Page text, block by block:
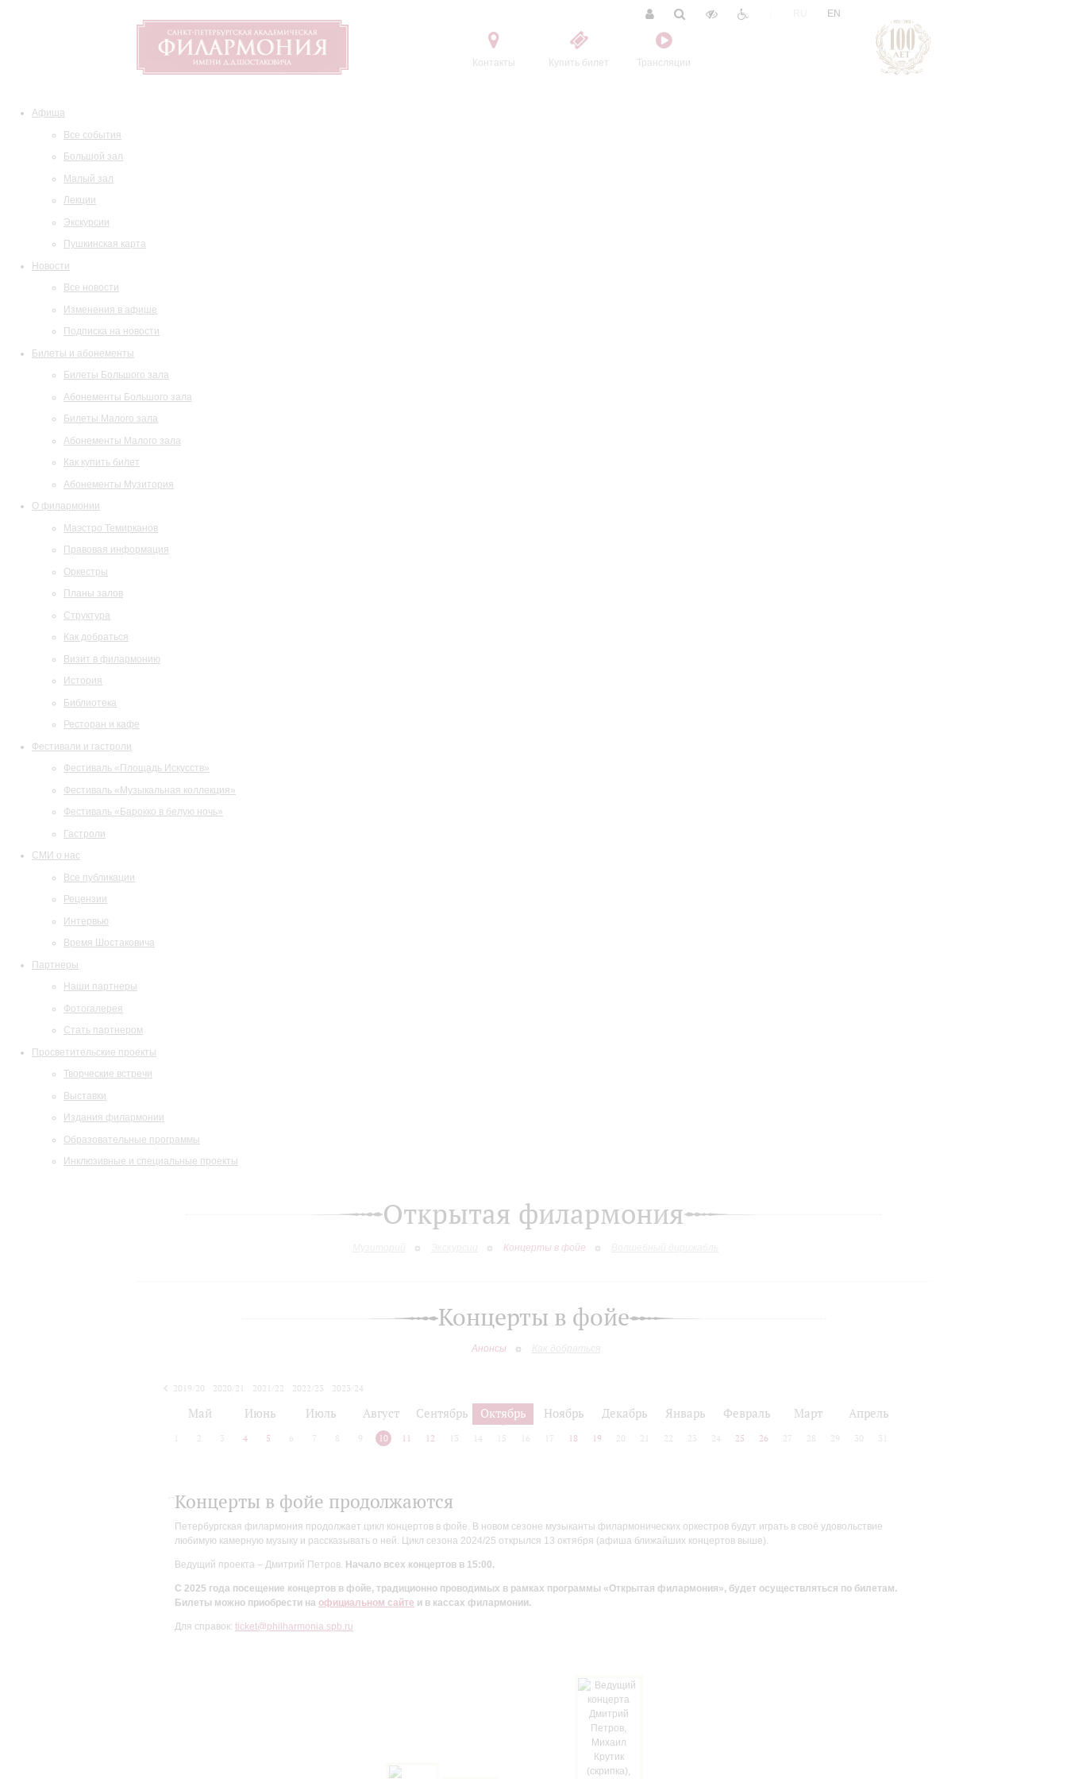
Контакты Купить билет Трансляции
EN
Афиша
Все события
Большой зал
Малый зал
Лекции
Экскурсии
Пушкинская карта
Новости
Все новости
Изменения в афише
Подписка на новости
Билеты и абонементы
Билеты Большого зала
Абонементы Большого зала
Билеты Малого зала
Абонементы Малого зала
Как купить билет
Абонементы Музитория
О филармонии
Маэстро Темирканов
Правовая информация
Оркестры
Планы залов
Структура
Как добраться
Визит в филармонию
История
Библиотека
Ресторан и кафе
Фестивали и гастроли
Фестиваль «Площадь Искусств»
Фестиваль «Музыкальная коллекция»
Фестиваль «Барокко в белую ночь»
Гастроли
СМИ о нас
Все публикации
Рецензии
Интервью
Время Шостаковича
Партнеры
Наши партнеры
Фотогалерея
Стать партнером
Просветительские проекты
Творческие встречи
Выставки
Издания филармонии
Образовательные программы
Инклюзивные и специальные проекты
Открытая филармония
Концерты в фойе
Концерты в фойе
Анонсы Как добраться
2019/20 2020/21 2021/22 2022/23
2023/24
Май Июнь Июль Август Сентябрь Октябрь Ноябрь Декабрь Январь Февраль Март Апрель
2 3 4 5 6 7 8 9 10 11 12 13 14 15 16 17 18 19 20 21 22 23 24 25 26 27 28 29 30 31
Концерты в фойе продолжаются
Петербургская филармония продолжает цикл концертов в фойе. В новом сезоне музыканты филармонических оркестров будут играть в своё удовольствие
любимую камерную музыку и рассказывать о ней. Цикл сезона 2024/25 открылся 13 октября (афиша ближайших концертов выше).
Ведущий проекта – Дмитрий Петров. Начало всех концертов в 15:00.
С 2025 года посещение концертов в фойе, традиционно проводимых в рамках программы «Открытая филармония», будет осуществляться по билетам.
Билеты можно приобрести на официальном сайте и в кассах филармонии.
Для справок: ticket@philharmonia.spb.ru